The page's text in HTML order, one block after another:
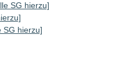
SG hierzu]
SG hierzu]